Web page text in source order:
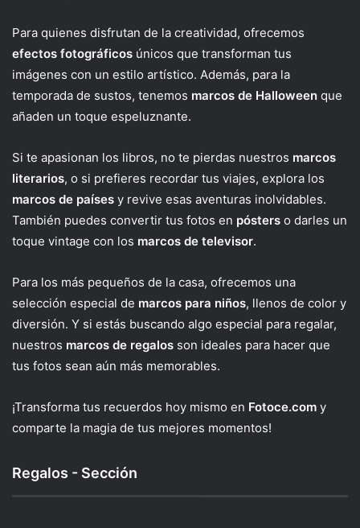
Para quienes disfrutan de la creatividad, ofrecemos
efectos fotográficos únicos que transforman tus
imágenes con un estilo artístico. Además, para la
temporada de sustos, tenemos marcos de Halloween que
añaden un toque espeluznante.
Si te apasionan los libros, no te pierdas nuestros marcos
literarios, o si prefieres recordar tus viajes, explora los
marcos de países y revive esas aventuras inolvidables.
También puedes convertir tus fotos en pósters o darles un
toque vintage con los marcos de televisor.
Para los más pequeños de la casa, ofrecemos una
selección especial de marcos para niños, llenos de color y
diversión. Y si estás buscando algo especial para regalar,
nuestros marcos de regalos son ideales para hacer que
tus fotos sean aún más memorables.
¡Transforma tus recuerdos hoy mismo en Fotoce.com y
comparte la magia de tus mejores momentos!
Regalos - Sección